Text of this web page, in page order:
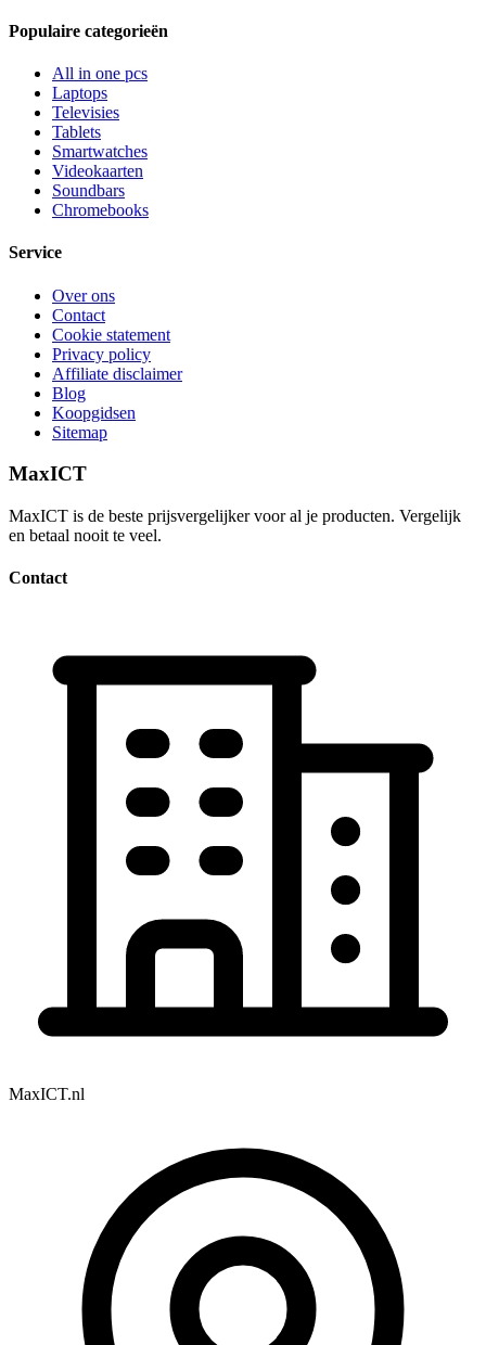
Populaire categorieën
All in one pcs
Laptops
Televisies
Tablets
Smartwatches
Videokaarten
Soundbars
Chromebooks
Service
Over ons
Contact
Cookie statement
Privacy policy
Affiliate disclaimer
Blog
Koopgidsen
Sitemap
MaxICT
MaxICT is de beste prijsvergelijker voor al je producten. Vergelijk
en betaal nooit te veel.
Contact
MaxICT.nl